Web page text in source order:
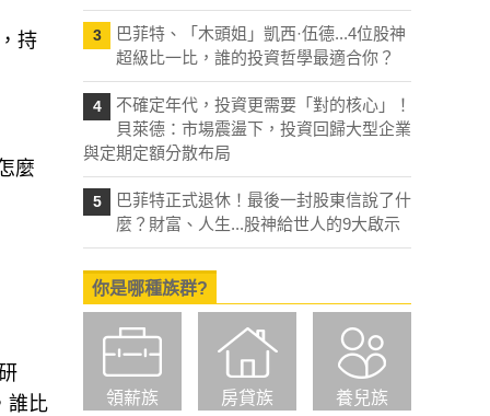
持
麼
誰比
3
巴菲特、「木頭姐」凱西·伍德...4位股神
超級比一比，誰的投資哲學最適合你？
4
不確定年代，投資更需要「對的核心」！
貝萊德：市場震盪下，投資回歸大型企業
與定期定額分散布局
5
巴菲特正式退休！最後一封股東信說了什
麼？財富、人生...股神給世人的9大啟示
你是哪種族群?
領薪族 房貸族 養兒族